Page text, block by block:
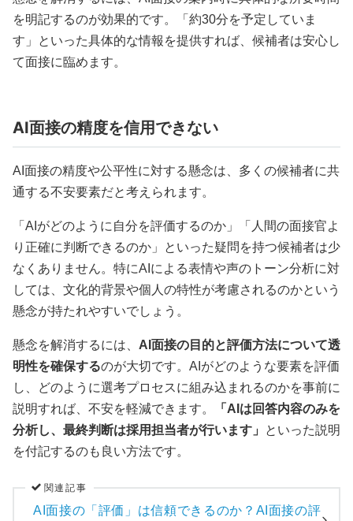
を明記するのが効果的です。「約30分を予定していま
す」といった具体的な情報を提供すれば、候補者は安心し
て面接に臨めます。
AI面接の精度を信用できない
AI面接の精度や公平性に対する懸念は、多くの候補者に共
通する不安要素だと考えられます。
「AIがどのように自分を評価するのか」「人間の面接官よ
り正確に判断できるのか」といった疑問を持つ候補者は少
なくありません。特にAIによる表情や声のトーン分析に対
しては、文化的背景や個人の特性が考慮されるのかという
懸念が持たれやすいでしょう。
懸念を解消するには、 AI面接の目的と評価方法について透
明性を確保するのが大切です。AIがどのような要素を評価
し、どのように選考プロセスに組み込まれるのかを事前に
説明すれば、不安を軽減できます。
「AIは回答内容のみを
分析し、最終判断は採用担当者が行います」
といった説明
を付記するのも良い方法です。
関連記事
AI面接の「評価」は信頼できるのか？AI面接の評